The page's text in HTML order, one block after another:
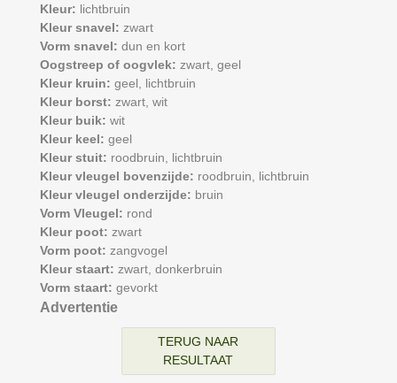
Kleur: lichtbruin
Kleur snavel: zwart
Vorm snavel: dun en kort
Oogstreep of oogvlek: zwart, geel
Kleur kruin: geel,
lichtbruin
Kleur borst: zwart, wit
Kleur buik: wit
Kleur keel: geel
Kleur stuit: roodbruin,
lichtbruin
Kleur vleugel bovenzijde: roodbruin,
lichtbruin
Kleur vleugel onderzijde: bruin
Vorm Vleugel: rond
Kleur poot: zwart
Vorm poot: zangvogel
Kleur staart: zwart, donkerbruin
Vorm staart: gevorkt
Advertentie
TERUG NAAR
RESULTAAT